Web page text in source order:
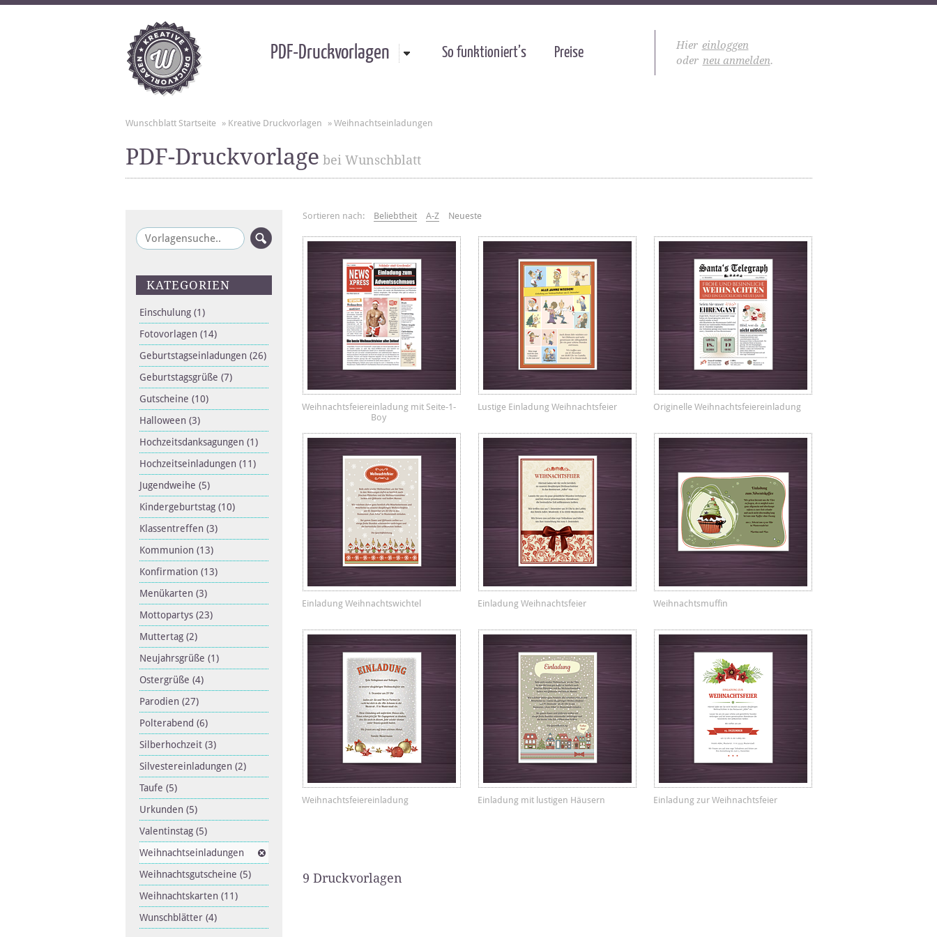
Hier einloggen
oder neu anmelden.
PDF-Druckvorlagen So funktioniert’s Preise
Wunschblatt Startseite » Kreative Druckvorlagen » Weihnachtseinladungen
PDF-Druckvorlage bei Wunschblatt
KATEGORIEN
Einschulung (1)
Fotovorlagen (14)
Geburtstagseinladungen (26)
Geburtstagsgrüße (7)
Gutscheine (10)
Halloween (3)
Hochzeitsdanksagungen (1)
Hochzeitseinladungen (11)
Jugendweihe (5)
Kindergeburtstag (10)
Klassentreffen (3)
Kommunion (13)
Konfirmation (13)
Menükarten (3)
Mottopartys (23)
Muttertag (2)
Neujahrsgrüße (1)
Ostergrüße (4)
Parodien (27)
Polterabend (6)
Silberhochzeit (3)
Silvestereinladungen (2)
Taufe (5)
Urkunden (5)
Valentinstag (5)
Weihnachtseinladungen
Weihnachtsgutscheine (5)
Weihnachtskarten (11)
Wunschblätter (4)
Sortieren nach: Beliebtheit A-Z Neueste
Weihnachtsfeiereinladung mit Seite-1-
Boy
Lustige Einladung Weihnachtsfeier Originelle Weihnachtsfeiereinladung
Einladung Weihnachtswichtel Einladung Weihnachtsfeier Weihnachtsmuffin
Weihnachtsfeiereinladung Einladung mit lustigen Häusern Einladung zur Weihnachtsfeier
9 Druckvorlagen